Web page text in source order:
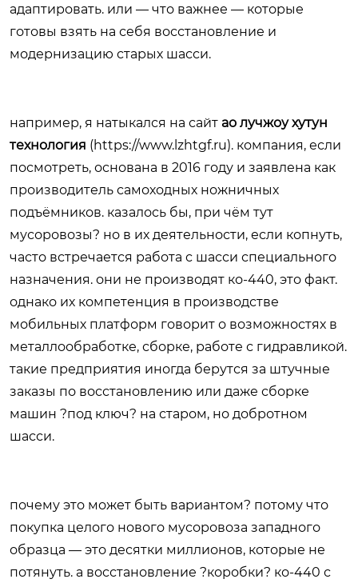
адаптировать. или — что важнее — которые
готовы взять на себя восстановление и
модернизацию старых шасси.
например, я натыкался на сайт ао лучжоу хутун
технология (https://www.lzhtgf.ru). компания, если
посмотреть, основана в 2016 году и заявлена как
производитель самоходных ножничных
подъёмников. казалось бы, при чём тут
мусоровозы? но в их деятельности, если копнуть,
часто встречается работа с шасси специального
назначения. они не производят ко-440, это факт.
однако их компетенция в производстве
мобильных платформ говорит о возможностях в
металлообработке, сборке, работе с гидравликой.
такие предприятия иногда берутся за штучные
заказы по восстановлению или даже сборке
машин ?под ключ? на старом, но добротном
шасси.
почему это может быть вариантом? потому что
покупка целого нового мусоровоза западного
образца — это десятки миллионов, которые не
потянуть. а восстановление ?коробки? ко-440 с